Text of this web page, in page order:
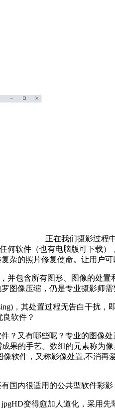
正在我们摄影过程
软件（也有电脑版可下载
杂的照片修复使命。让用户可
包含所有图形、图像的处置
图像压缩，仍是专业摄影师
，其处置过程无告白干扰
良软件？
又有哪些呢？专业的图像处
果的手艺。数组的元素称为
软件，又称影像处置,不消
很适用的公共型软件彩影
变得愈加人道化，采用先